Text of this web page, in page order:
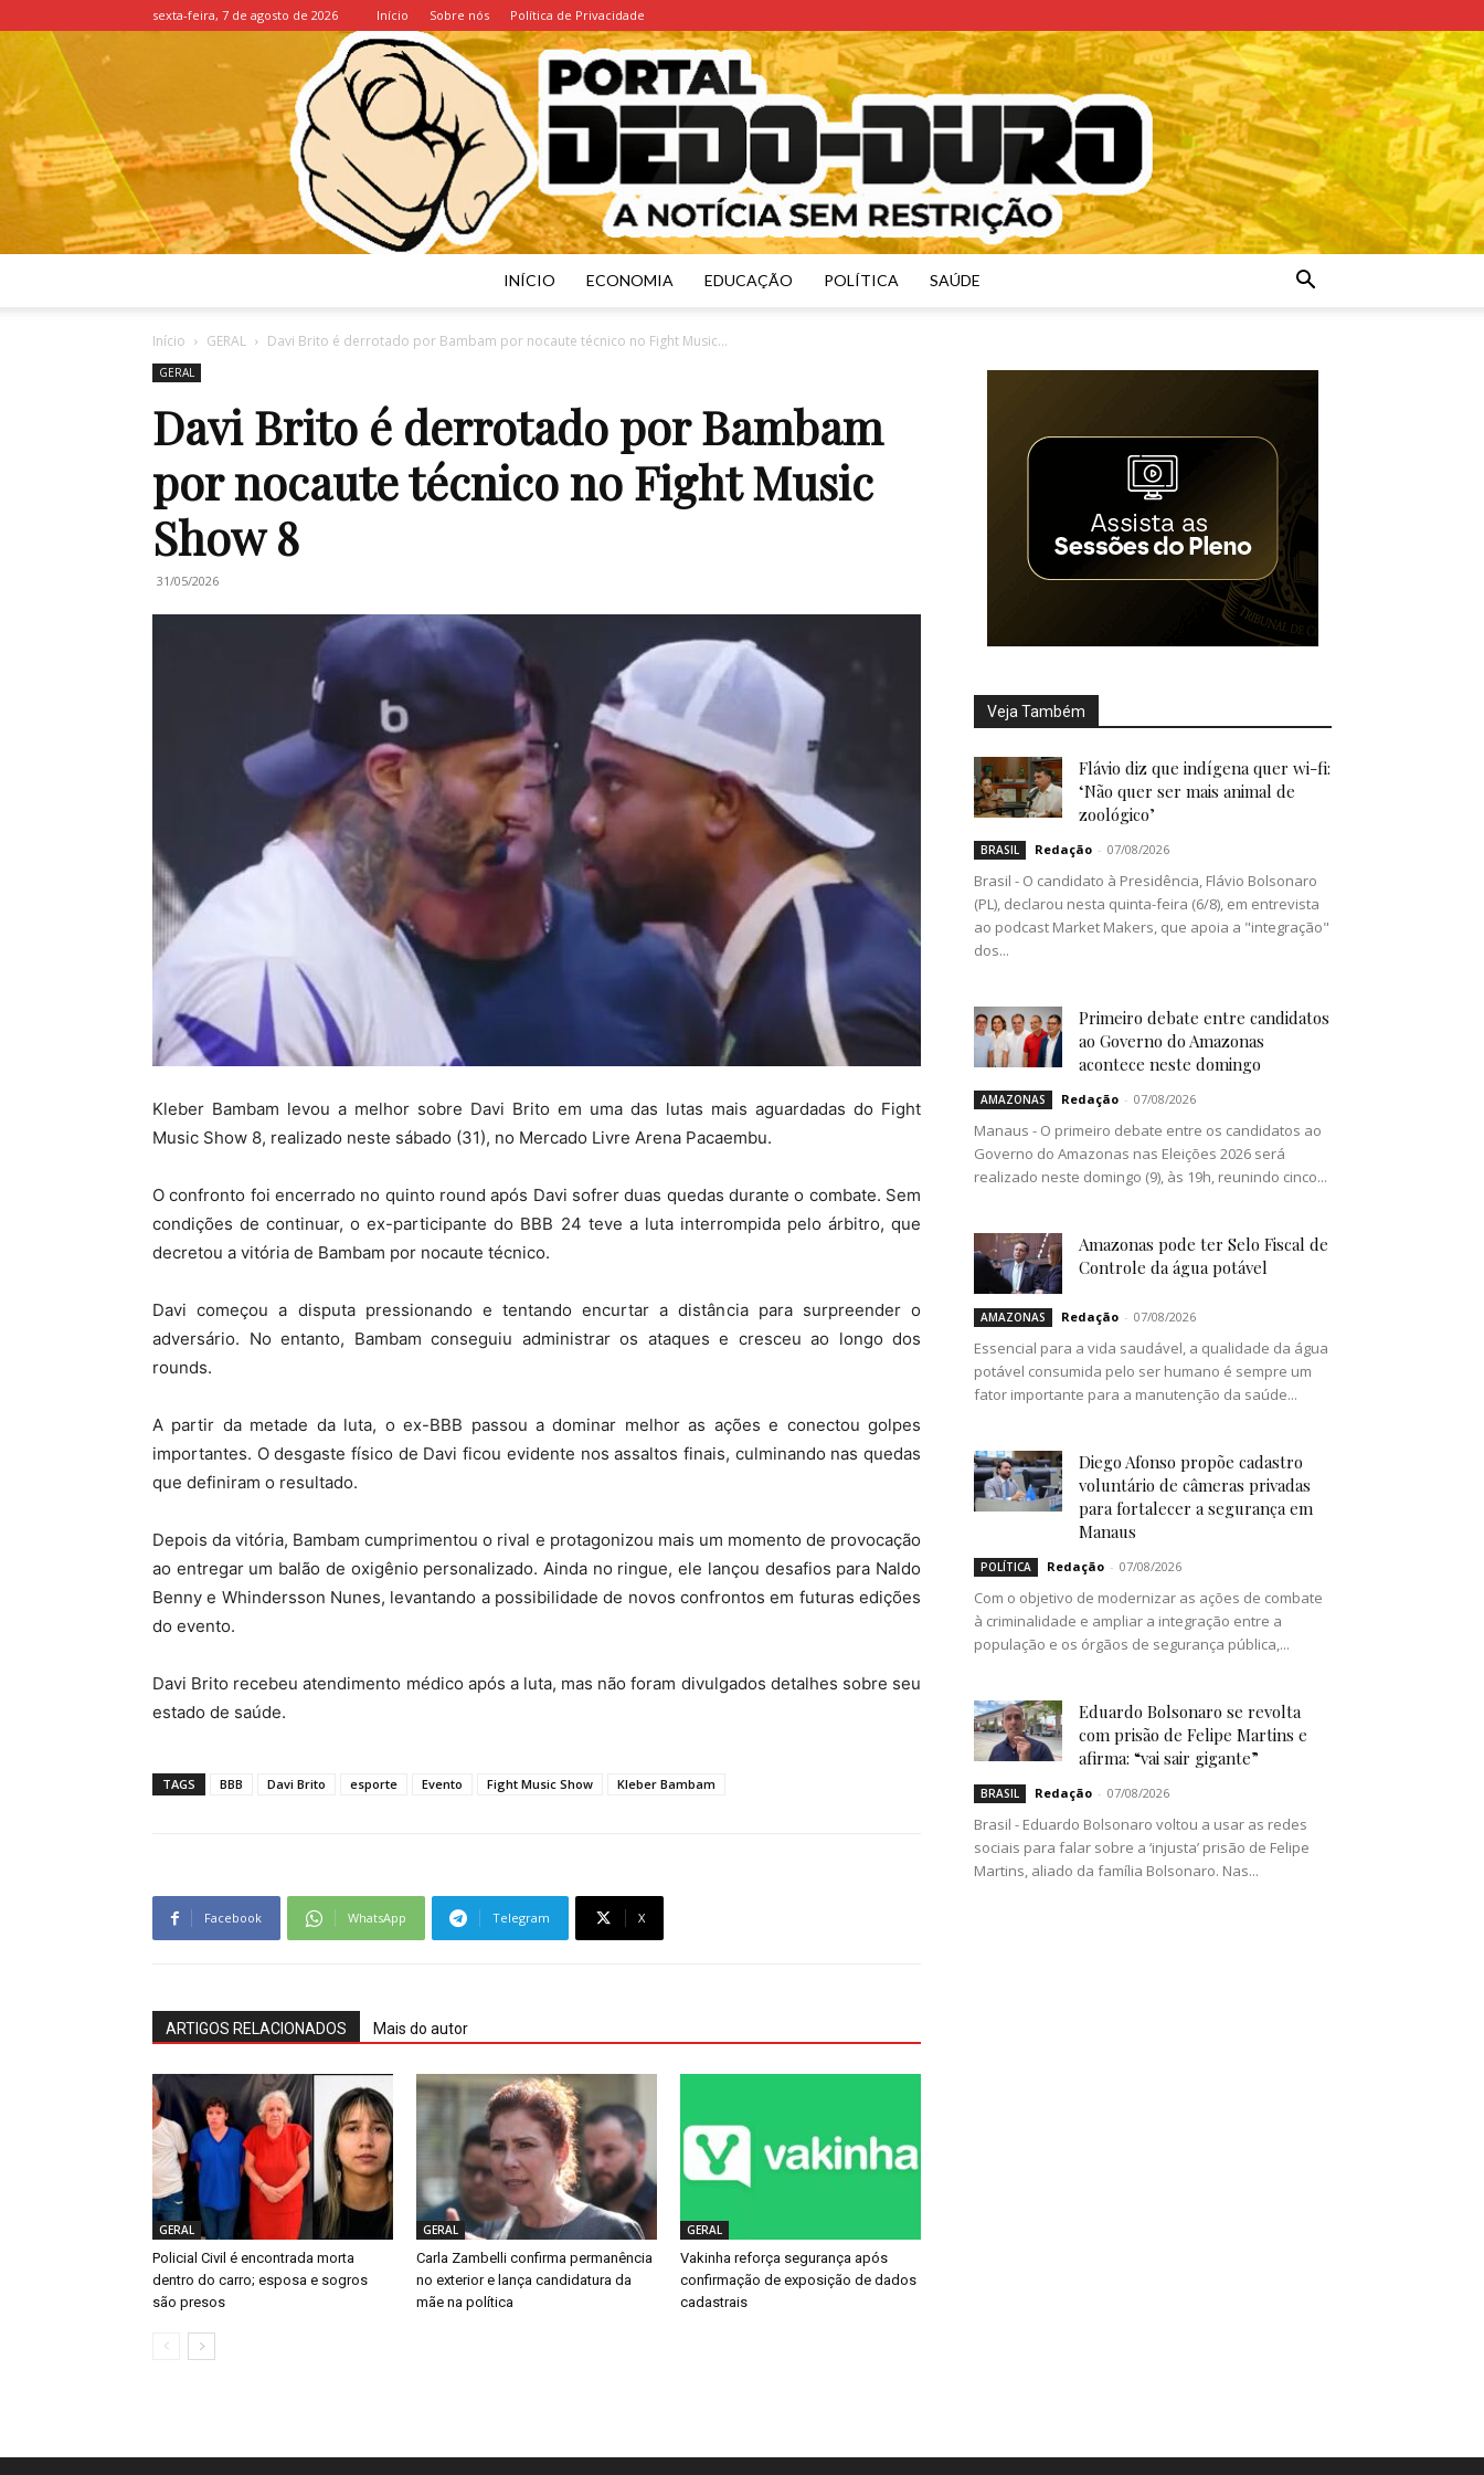
sexta-feira, 7 de agosto de 2026 Início Sobre nós Política de Privacidade
Dedo
Duro
INÍCIO ECONOMIA EDUCAÇÃO POLÍTICA SAÚDE
Início GERAL Davi Brito é derrotado por Bambam por nocaute técnico no Fight Music...
GERAL
Davi Brito é derrotado por Bambam
por nocaute técnico no Fight Music
Show 8
31/05/2026
Kleber Bambam levou a melhor sobre Davi Brito em uma das lutas mais aguardadas do Fight
Music Show 8, realizado neste sábado (31), no Mercado Livre Arena Pacaembu.
O confronto foi encerrado no quinto round após Davi sofrer duas quedas durante o combate. Sem
condições de continuar, o ex-participante do BBB 24 teve a luta interrompida pelo árbitro, que
decretou a vitória de Bambam por nocaute técnico.
Davi começou a disputa pressionando e tentando encurtar a distância para surpreender o
adversário. No entanto, Bambam conseguiu administrar os ataques e cresceu ao longo dos
rounds.
A partir da metade da luta, o ex-BBB passou a dominar melhor as ações e conectou golpes
importantes. O desgaste físico de Davi ficou evidente nos assaltos finais, culminando nas quedas
que definiram o resultado.
Depois da vitória, Bambam cumprimentou o rival e protagonizou mais um momento de provocação
ao entregar um balão de oxigênio personalizado. Ainda no ringue, ele lançou desafios para Naldo
Benny e Whindersson Nunes, levantando a possibilidade de novos confrontos em futuras edições
do evento.
Davi Brito recebeu atendimento médico após a luta, mas não foram divulgados detalhes sobre seu
estado de saúde.
TAGS BBB Davi Brito esporte Evento Fight Music Show Kleber Bambam
Facebook WhatsApp Telegram X
ARTIGOS RELACIONADOS Mais do autor
GERAL
Policial Civil é encontrada morta
dentro do carro; esposa e sogros
são presos
GERAL
Carla Zambelli confirma permanência
no exterior e lança candidatura da
mãe na política
GERAL
Vakinha reforça segurança após
confirmação de exposição de dados
cadastrais
Veja Também
Flávio diz que indígena quer wi-fi:
‘Não quer ser mais animal de
zoológico’
BRASIL Redação - 07/08/2026
Brasil - O candidato à Presidência, Flávio Bolsonaro
(PL), declarou nesta quinta-feira (6/8), em entrevista
ao podcast Market Makers, que apoia a "integração"
dos...
Primeiro debate entre candidatos
ao Governo do Amazonas
acontece neste domingo
AMAZONAS Redação - 07/08/2026
Manaus - O primeiro debate entre os candidatos ao
Governo do Amazonas nas Eleições 2026 será
realizado neste domingo (9), às 19h, reunindo cinco...
Amazonas pode ter Selo Fiscal de
Controle da água potável
AMAZONAS Redação - 07/08/2026
Essencial para a vida saudável, a qualidade da água
potável consumida pelo ser humano é sempre um
fator importante para a manutenção da saúde...
Diego Afonso propõe cadastro
voluntário de câmeras privadas
para fortalecer a segurança em
Manaus
POLÍTICA Redação - 07/08/2026
Com o objetivo de modernizar as ações de combate
à criminalidade e ampliar a integração entre a
população e os órgãos de segurança pública,...
Eduardo Bolsonaro se revolta
com prisão de Felipe Martins e
afirma: “vai sair gigante”
BRASIL Redação - 07/08/2026
Brasil - Eduardo Bolsonaro voltou a usar as redes
sociais para falar sobre a ‘injusta’ prisão de Felipe
Martins, aliado da família Bolsonaro. Nas...